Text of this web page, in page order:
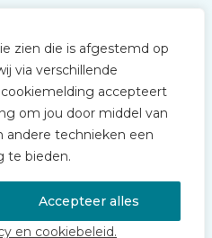
zien die is afgestemd op
via verschillende
accepteert
om jou door middel van
andere technieken een
te bieden.
Accepteer alles
en cookiebeleid.